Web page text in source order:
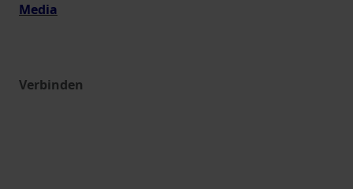
Media
Verbinden